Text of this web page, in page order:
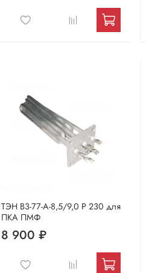
ТЭН В3-77-А-8,5/9,0 P 230 для
ПКА ПМФ
8 900 ₽